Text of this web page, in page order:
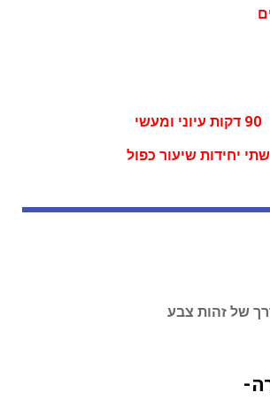
90 דקות עיוני ומעשי
שתי יחידות שיעור כפול
של זהות צבע